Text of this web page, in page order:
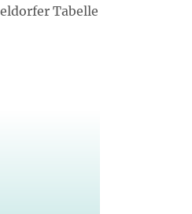
Tabelle